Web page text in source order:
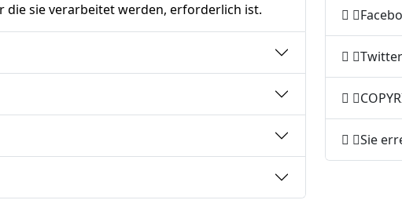
die sie verarbeitet werden, erforderlich ist.
Twitter
Sie